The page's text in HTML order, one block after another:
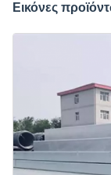
Εικόνες